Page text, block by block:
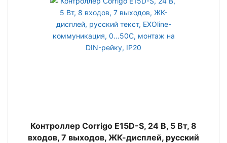
Контроллер Corrigo Е15D-S, 24 В, 5 Вт, 8
входов, 7 выходов, ЖК-дисплей, русский